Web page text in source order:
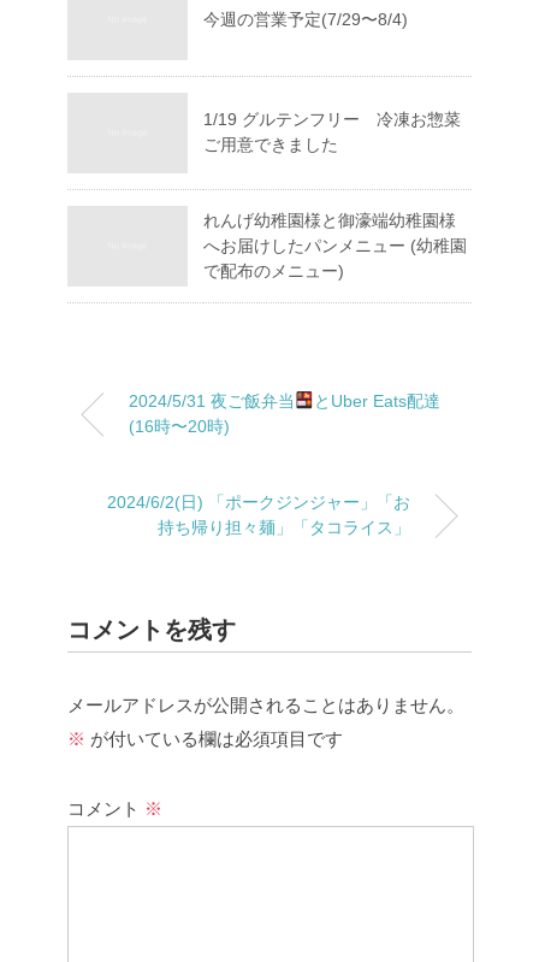
今週の営業予定(7/29〜8/4)⁡
1/19 グルテンフリー 冷凍お惣菜
ご用意できました
れんげ幼稚園様と御濠端幼稚園様
へお届けしたパンメニュー (幼稚園
で配布のメニュー)
2024/5/31 夜ご飯弁当
とUber Eats配達
(16時〜20時)
2024/6/2(日) 「ポークジンジャー」「お
持ち帰り担々麺」「タコライス」
コメントを残す
メールアドレスが公開されることはありません。
※ が付いている欄は必須項目です
コメント ※